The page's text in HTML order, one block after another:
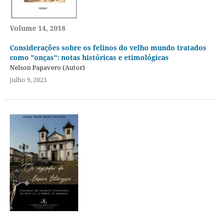
Volume 14, 2018
Considerações sobre os felinos do velho mundo tratados
como "onças": notas históricas e etimológicas
Nelson Papavero (Autor)
julho 9, 2021